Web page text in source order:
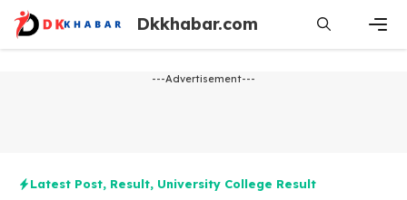
Skip
content
Dkkhabar.com
---Advertisement---
Latest Post, Result, University College Result